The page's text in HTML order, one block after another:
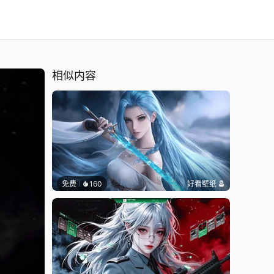
相似内容
免费 160 好看壁纸